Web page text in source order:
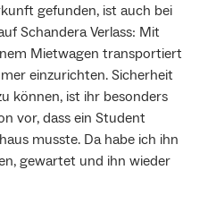
gefunden, ist auch bei
Schandera Verlass: Mit
Mietwagen transportiert
einzurichten. Sicherheit
können, ist ihr besonders
vor, dass ein Student
musste. Da habe ich ihn
gewartet und ihn wieder